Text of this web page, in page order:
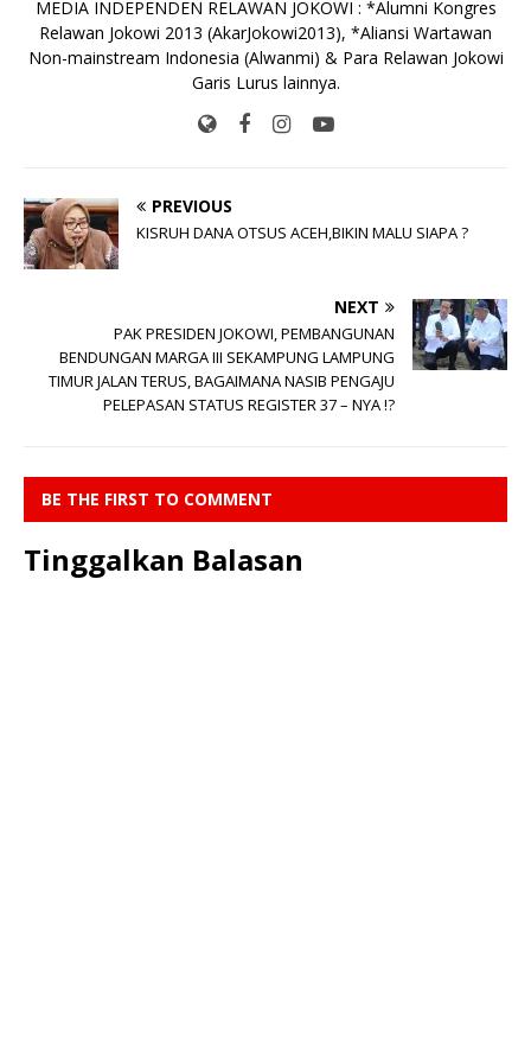
MEDIA INDEPENDEN RELAWAN JOKOWI : *Alumni Kongres
Relawan Jokowi 2013 (AkarJokowi2013), *Aliansi Wartawan
Non-mainstream Indonesia (Alwanmi) & Para Relawan Jokowi
Garis Lurus lainnya.
PREVIOUS
KISRUH DANA OTSUS ACEH,BIKIN MALU SIAPA ?
NEXT
PAK PRESIDEN JOKOWI, PEMBANGUNAN
BENDUNGAN MARGA III SEKAMPUNG LAMPUNG
TIMUR JALAN TERUS, BAGAIMANA NASIB PENGAJU
PELEPASAN STATUS REGISTER 37 – NYA !?
BE THE FIRST TO COMMENT
Tinggalkan Balasan